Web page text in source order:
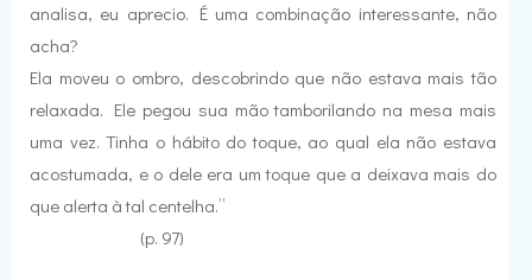
analisa, eu aprecio. É uma combinação interessante, não
acha?
Ela moveu o ombro, descobrindo que não estava mais tão
relaxada. Ele pegou sua mão tamborilando na mesa mais
uma vez. Tinha o hábito do toque, ao qual ela não estava
acostumada, e o dele era um toque que a deixava mais do
que alerta à tal centelha.”
(p. 97)